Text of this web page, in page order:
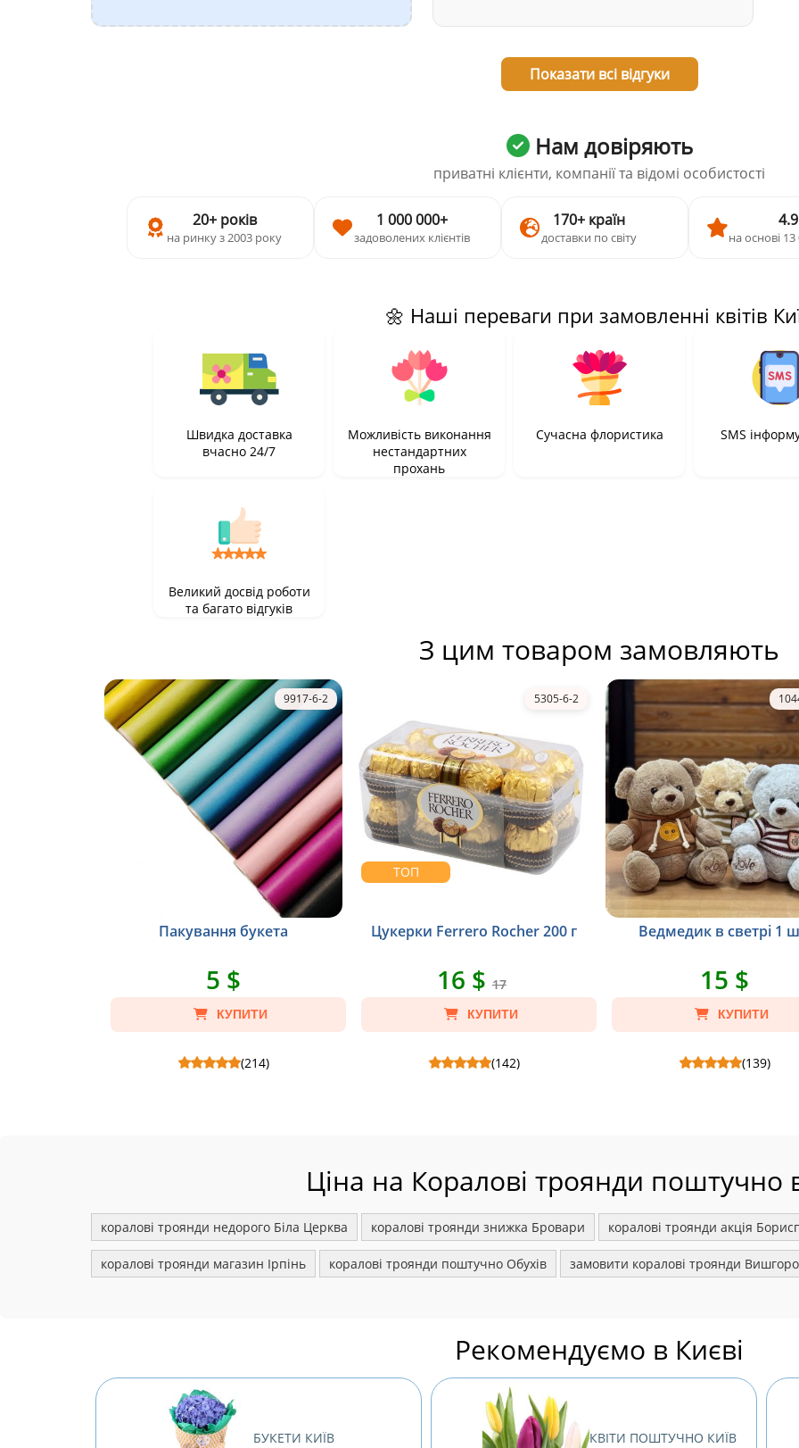
Показати всі відгуки
Нам довіряють
приватні клієнти, компанії та відомі особистості
20+ років
на ринку з 2003 року
1 000 000+
задоволених клієнтів
170+ країн
доставки по світу на основі 13
🌼 Наші переваги при замовленні квітів
Швидка доставка
вчасно 24/7
Можливість виконання
нестандартних
прохань
Сучасна флористика SMS
Великий досвід роботи
та багато відгуків
З цим товаром замовляють
Пакування букета
9917-6-2
5 $
КУПИТИ
(214)
ТОП
Цукерки Ferrero Rocher 200 г
5305-6-2
16 $ 17
КУПИТИ
(142)
Ведмедик в светрі 1
15 $
КУПИТИ
(139)
Ціна на Коралові троянди поштучно
коралові троянди недорого Біла Церква коралові троянди знижка Бровари коралові троянди акція
коралові троянди магазин Ірпінь коралові троянди поштучно Обухів замовити коралові троянди
Рекомендуємо в Києві
БУКЕТИ КИЇВ КВІТИ ПОШТУЧНО КИЇВ